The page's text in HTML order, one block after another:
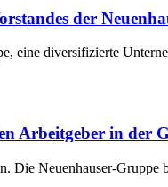
der
eine diversifizierte
Arbeitgeber in der
Die Neuenhauser-